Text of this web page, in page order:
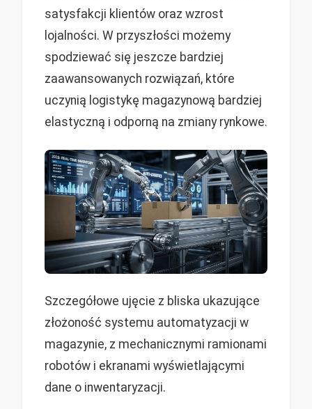
satysfakcji klientów oraz wzrost
lojalności. W przyszłości możemy
spodziewać się jeszcze bardziej
zaawansowanych rozwiązań, które
uczynią logistykę magazynową bardziej
elastyczną i odporną na zmiany rynkowe.
Szczegółowe ujęcie z bliska ukazujące
złożoność systemu automatyzacji w
magazynie, z mechanicznymi ramionami
robotów i ekranami wyświetlającymi
dane o inwentaryzacji.